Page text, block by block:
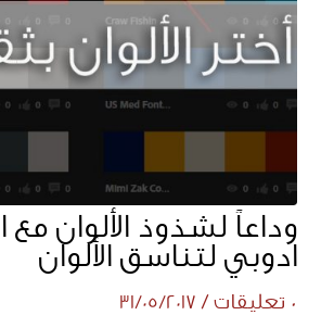
وداعاً لشذوذ الألوان مع
ادوبي لتناسق الألوان
0 تعليقات /
31/05/2017